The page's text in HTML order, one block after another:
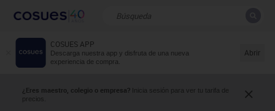
COSUES APP
Descarga nuestra app y disfruta de una nueva
experiencia de compra.
Abrir
¿Eres maestro, colegio o empresa? Inicia sesión para ver tu tarifa de
precios.
Resultados de la búsqueda